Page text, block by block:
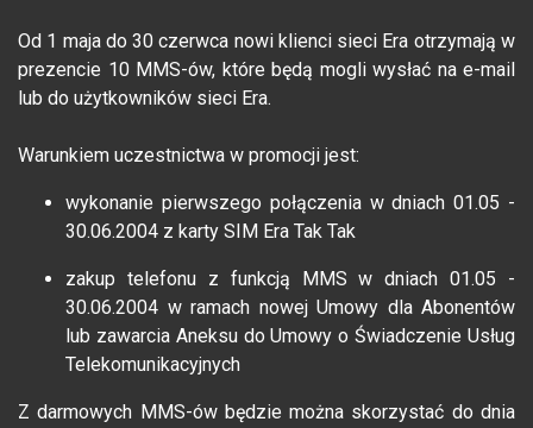
Od 1 maja do 30 czerwca nowi klienci sieci Era otrzymają w
prezencie 10 MMS-ów, które będą mogli wysłać na e-mail
lub do użytkowników sieci Era.
Warunkiem uczestnictwa w promocji jest:
wykonanie pierwszego połączenia w dniach 01.05 -
30.06.2004 z karty SIM Era Tak Tak
zakup telefonu z funkcją MMS w dniach 01.05 -
30.06.2004 w ramach nowej Umowy dla Abonentów
lub zawarcia Aneksu do Umowy o Świadczenie Usług
Telekomunikacyjnych
Z darmowych MMS-ów będzie można skorzystać do dnia